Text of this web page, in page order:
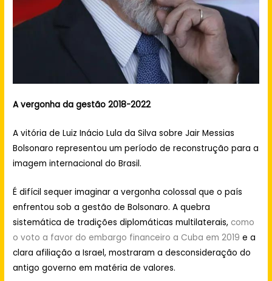
A vergonha da gestão 2018-2022
A vitória de Luiz Inácio Lula da Silva sobre Jair Messias
Bolsonaro representou um período de reconstrução para a
imagem internacional do Brasil.
É difícil sequer imaginar a vergonha colossal que o país
enfrentou sob a gestão de Bolsonaro. A quebra
sistemática de tradições diplomáticas multilaterais, como
o voto a favor do embargo financeiro a Cuba em 2019 e a
clara afiliação a Israel, mostraram a desconsideração do
antigo governo em matéria de valores.